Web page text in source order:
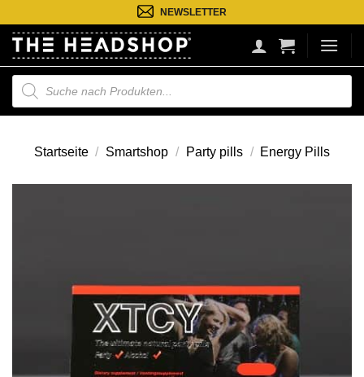
Inhalt
springen
NEWSLETTER
Suche
nach
Produkten
Startseite / Smartshop / Party pills / Energy Pills